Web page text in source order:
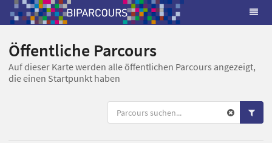
Öffentliche Parcours
Auf dieser Karte werden alle öffentlichen Parcours angezeigt,
die einen Startpunkt haben